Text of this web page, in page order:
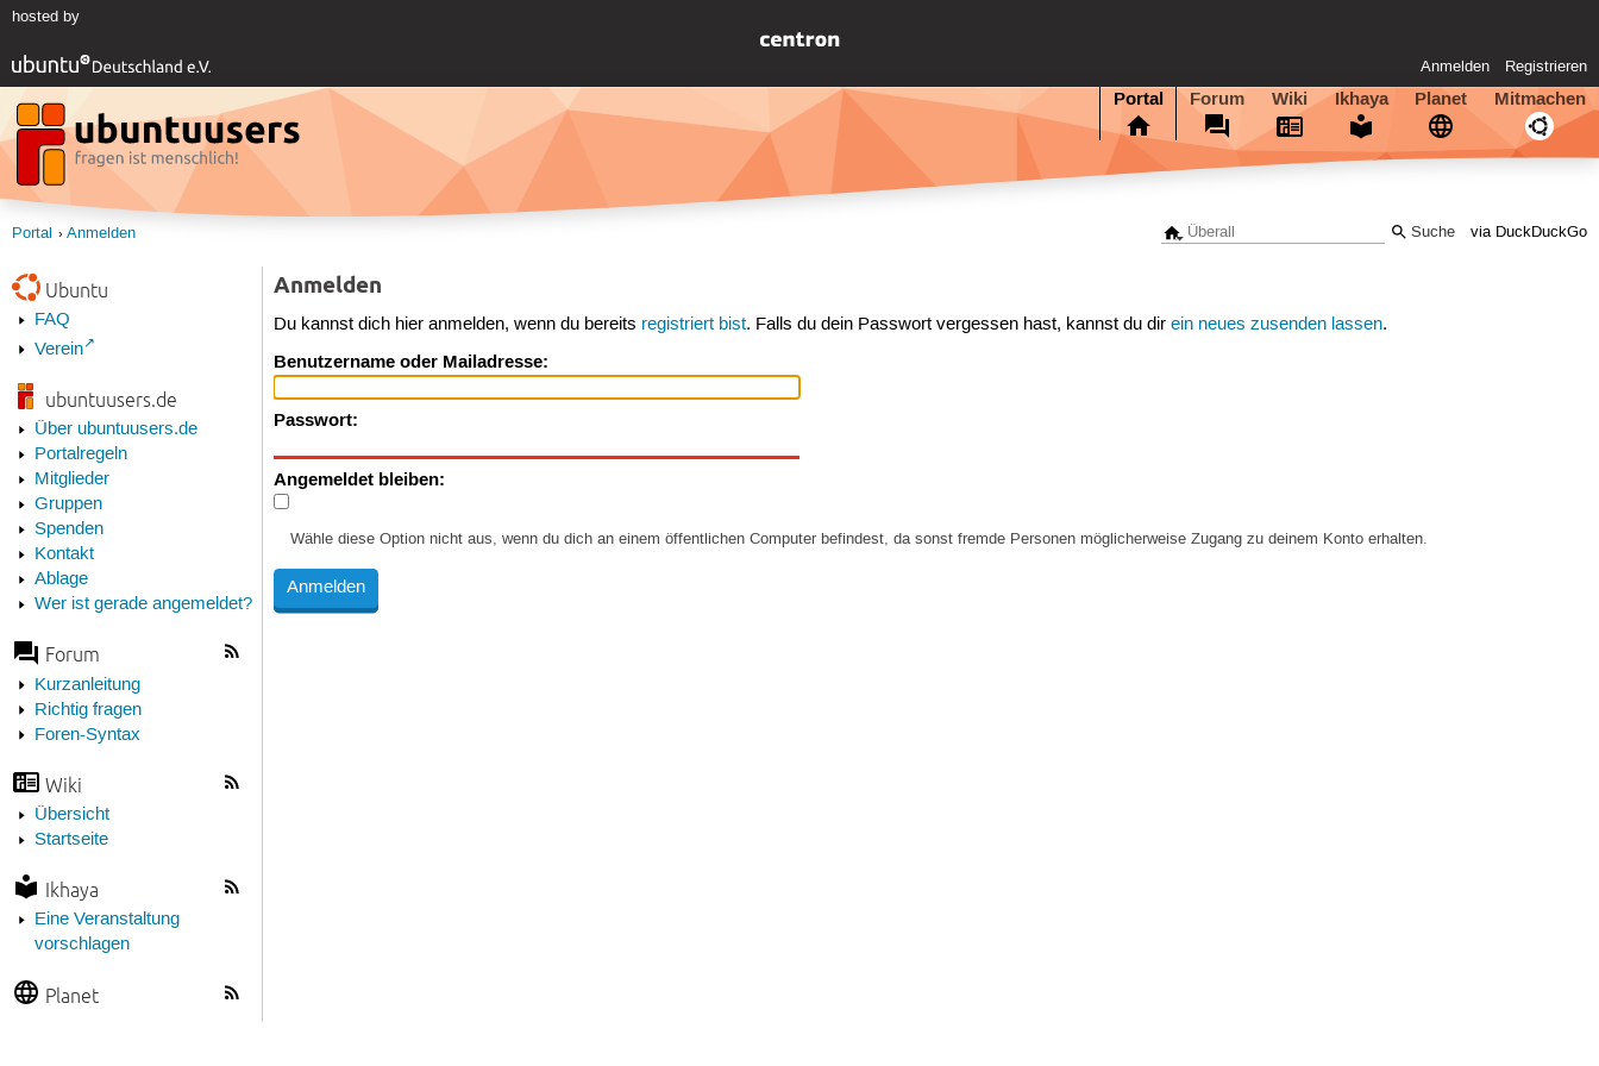
hosted by
Anmelden Registrieren
Portal Forum Wiki Ikhaya Planet Mitmachen
via DuckDuckGo
Portal Anmelden
Ubuntu
FAQ
Verein
ubuntuusers.de
Über ubuntuusers.de
Portalregeln
Mitglieder
Gruppen
Spenden
Kontakt
Ablage
Wer ist gerade angemeldet?
Forum
Kurzanleitung
Richtig fragen
Foren-Syntax
Wiki
Übersicht
Startseite
Ikhaya
Eine Veranstaltung
vorschlagen
Planet
Anmelden
Du kannst dich hier anmelden, wenn du bereits registriert bist. Falls du dein Passwort vergessen hast, kannst du direin neues zusenden lassen.
Benutzername oder Mailadresse:
Passwort:
Angemeldet bleiben:
Wähle diese Option nicht aus, wenn du dich an einem öffentlichen Computer befindest, da sonst fremde Personen möglicherweise Zugang zu deinem Konto erhalten.